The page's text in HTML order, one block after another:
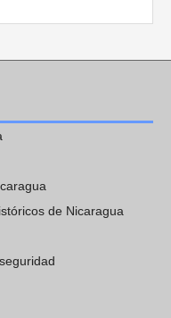
de Nicaragua